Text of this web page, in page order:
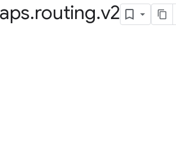
.routing.v2